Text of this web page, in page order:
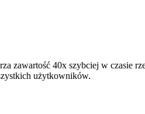
40x szybciej w czasie
użytkowników.